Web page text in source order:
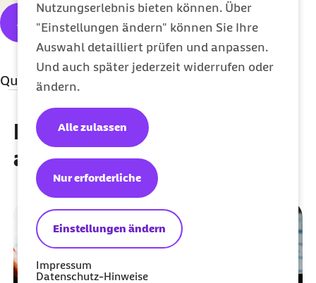
Nutzungserlebnis bieten können. Über
"Einstellungen ändern" können Sie Ihre
Auswahl detailliert prüfen und anpassen.
Und auch später jederzeit widerrufen oder
ändern.
Einstellungen ändern
Nur erforderliche
Alle zulassen
Impressum
Datenschutz-Hinweise
Jetzt abonnieren
Quellenangaben
MBO Verlag GmbH
Diese Artikel könnten Sie
auch interessieren